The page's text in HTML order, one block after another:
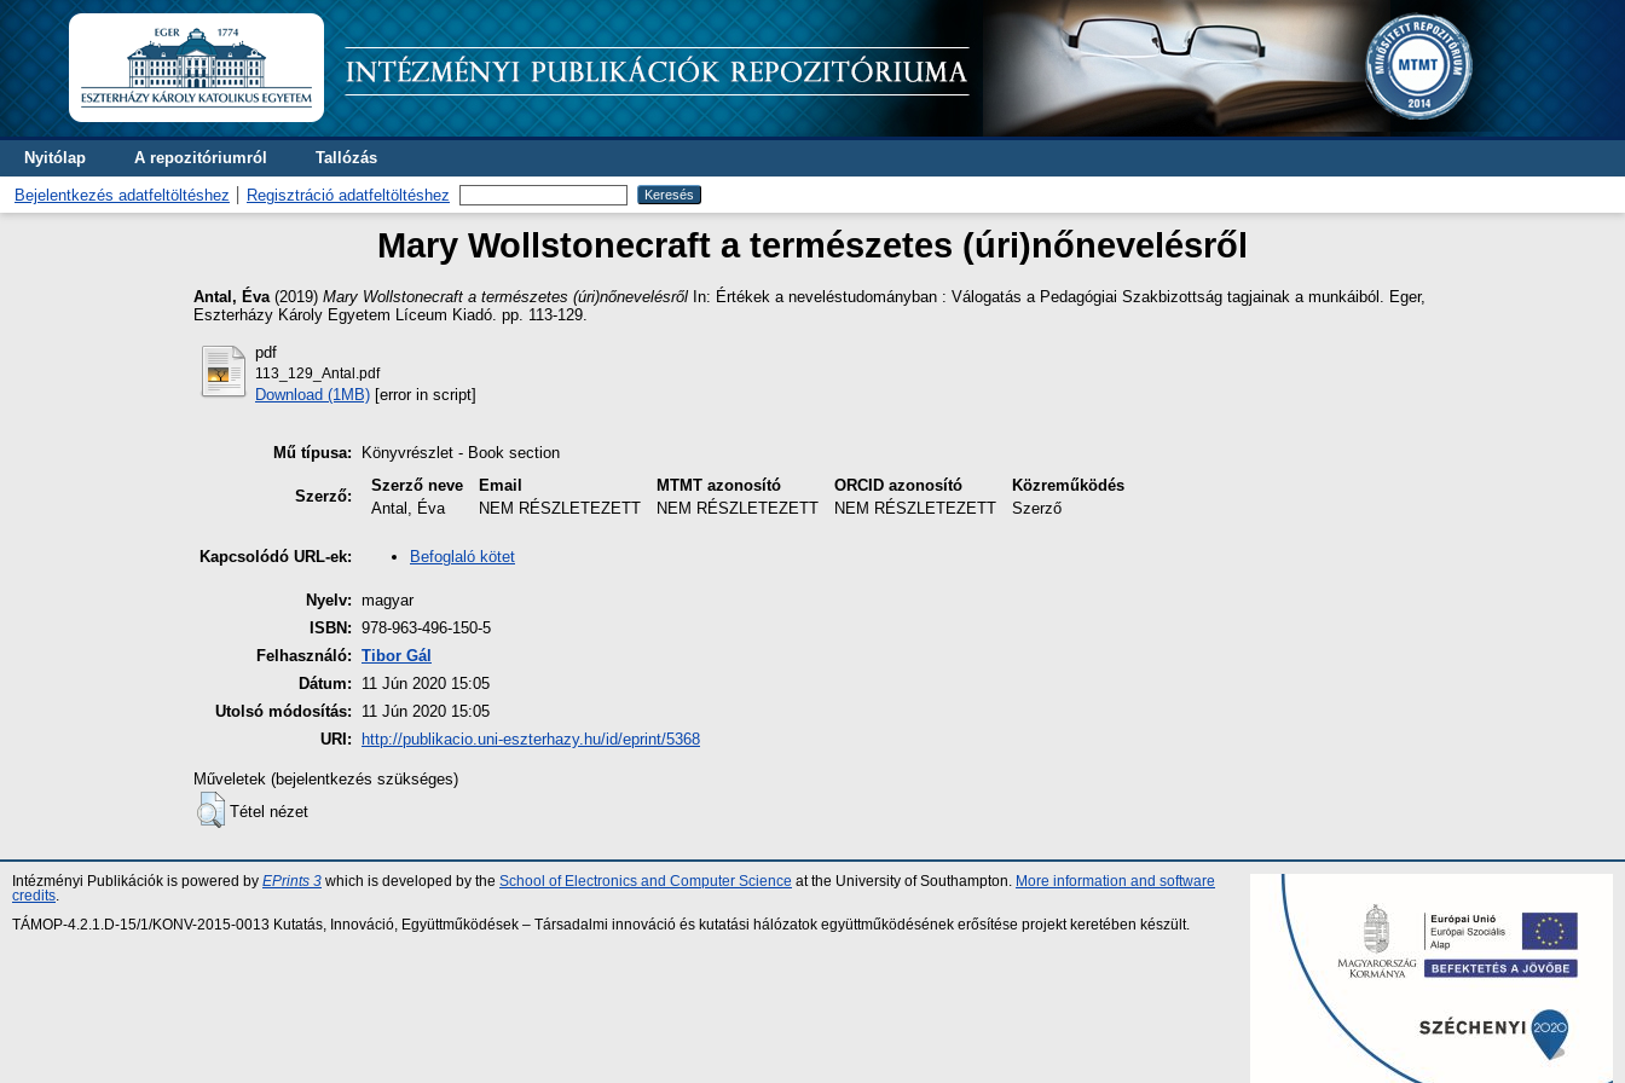
Nyitólap A repozitóriumról Tallózás
Bejelentkezés adatfeltöltéshez Regisztráció adatfeltöltéshez
Mary Wollstonecraft a természetes (úri)nőnevelésről
Antal, Éva (2019) Mary Wollstonecraft a természetes (úri)nőnevelésről In: Értékek a neveléstudományban : Válogatás a Pedagógiai Szakbizottság tagjainak a munkáiból. Eger,
Eszterházy Károly Egyetem Líceum Kiadó. pp. 113-129.
pdf
113_129_Antal.pdf
Download (1MB) [error in script]
Mű típusa: Könyvrészlet - Book section
Szerző:
Szerző neve Email MTMT azonosító ORCID azonosító
Közreműködés
Antal, Éva
NEM RÉSZLETEZETT NEM RÉSZLETEZETT NEM RÉSZLETEZETT Szerző
Kapcsolódó URL-ek: Befoglaló kötet
Nyelv: magyar
ISBN: 978-963-496-150-5
Felhasználó: Tibor Gál
Dátum:
11 Jún 2020 15:05
Utolsó módosítás:
11 Jún 2020 15:05
URI:
http://publikacio.uni-eszterhazy.hu/id/eprint/5368
Műveletek (bejelentkezés szükséges)
Tétel nézet
Intézményi Publikációk is powered by EPrints 3 which is developed by the School of Electronics and Computer Science at the University of Southampton.
More information and software
credits
TÁMOP-4.2.1.D-15/1/KONV-2015-0013 Kutatás, Innováció, Együttműködések – Társadalmi innováció és kutatási hálózatok együttműködésének erősítése projekt keretében készült.